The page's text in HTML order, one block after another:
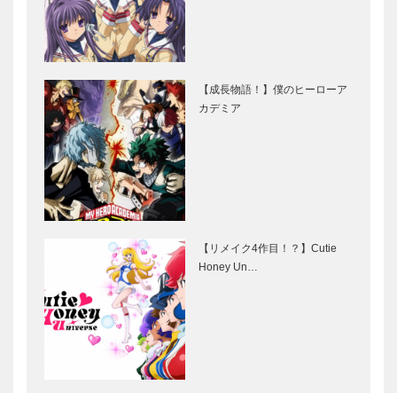
【成長物語！】僕のヒーローア
カデミア
【リメイク4作目！？】Cutie
Honey Un…